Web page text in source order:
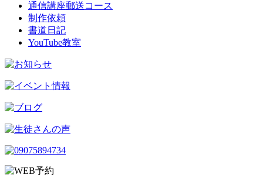
通信講座郵送コース
制作依頼
書道日記
YouTube教室